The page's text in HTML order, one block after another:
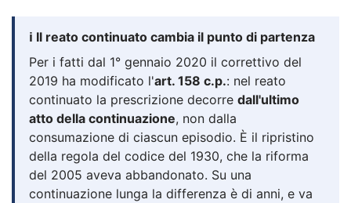
ℹ️ Il reato continuato cambia il punto di partenza
Per i fatti dal 1° gennaio 2020 il correttivo del
2019 ha modificato l'art. 158 c.p.: nel reato
continuato la prescrizione decorre dall'ultimo
atto della continuazione, non dalla
consumazione di ciascun episodio. È il ripristino
della regola del codice del 1930, che la riforma
del 2005 aveva abbandonato. Su una
continuazione lunga la differenza è di anni, e va